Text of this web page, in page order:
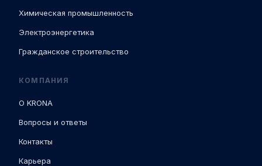
Химическая промышленность
Электроэнергетика
Гражданское строительство
КОМПАНИЯ
О KRONA
Вопросы и ответы
Контакты
Карьера